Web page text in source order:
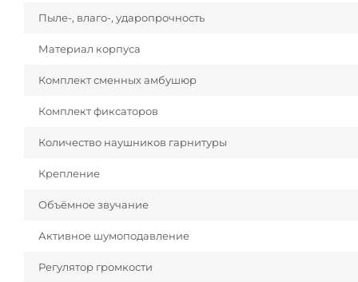
Пыле-, влаго-, ударопрочность
Материал корпуса
Комплект сменных амбушюр
Комплект фиксаторов
Количество наушников гарнитуры
Крепление
Объёмное звучание
Активное шумоподавление
Регулятор громкости